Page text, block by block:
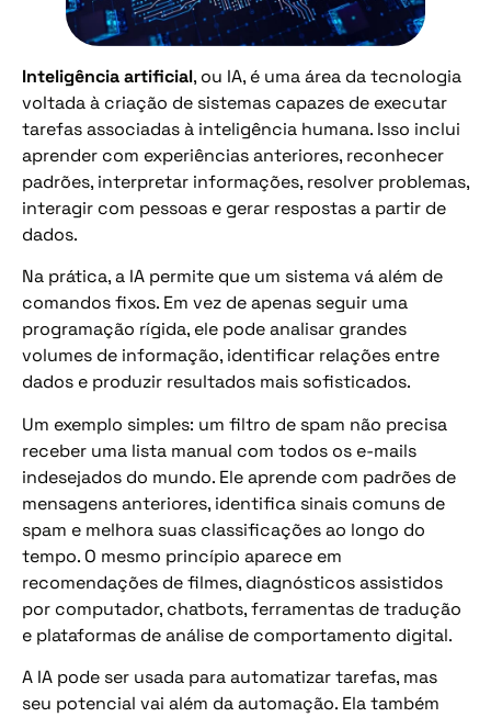
Inteligência artificial, ou IA, é uma área da tecnologia
voltada à criação de sistemas capazes de executar
tarefas associadas à inteligência humana. Isso inclui
aprender com experiências anteriores, reconhecer
padrões, interpretar informações, resolver problemas,
interagir com pessoas e gerar respostas a partir de
dados.
Na prática, a IA permite que um sistema vá além de
comandos fixos. Em vez de apenas seguir uma
programação rígida, ele pode analisar grandes
volumes de informação, identificar relações entre
dados e produzir resultados mais sofisticados.
Um exemplo simples: um filtro de spam não precisa
receber uma lista manual com todos os e-mails
indesejados do mundo. Ele aprende com padrões de
mensagens anteriores, identifica sinais comuns de
spam e melhora suas classificações ao longo do
tempo. O mesmo princípio aparece em
recomendações de filmes, diagnósticos assistidos
por computador, chatbots, ferramentas de tradução
e plataformas de análise de comportamento digital.
A IA pode ser usada para automatizar tarefas, mas
seu potencial vai além da automação. Ela também